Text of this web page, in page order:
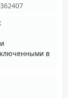
в